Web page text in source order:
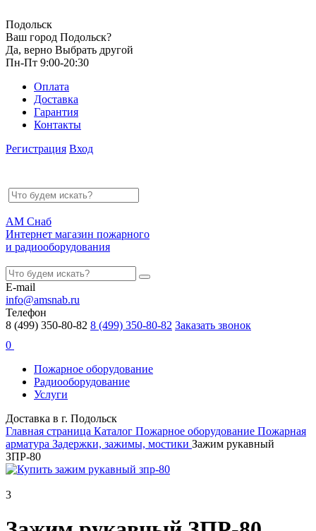
Подольск
Ваш город Подольск?
Да, верно Выбрать другой
Пн-Пт 9:00-20:30
Оплата
Доставка
Гарантия
Контакты
Регистрация Вход
АМ Снаб
Интернет магазин пожарного
и радиооборудования
E-mail
info@amsnab.ru
Телефон
8 (499) 350-80-82 8 (499) 350-80-82 Заказать звонок
0
Пожарное оборудование
Радиооборудование
Услуги
Доставка в г. Подольск
Главная страница Каталог Пожарное оборудование Пожарная
арматура Задержки, зажимы, мостики Зажим рукавный
ЗПР-80
3